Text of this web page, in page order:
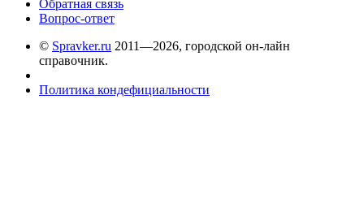
Обратная связь
Вопрос-ответ
© Spravker.ru 2011—2026, городской он-лайн
справочник.
Политика кондефициальности